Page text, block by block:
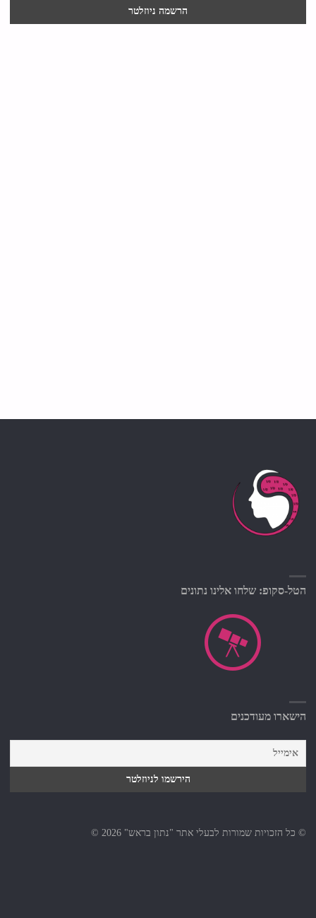
הטל-סקופ: שלחו אלינו נתונים
הישארו מעודכנים
© כל הזכויות שמורות לבעלי אתר "נתון בראש" 2026 ©